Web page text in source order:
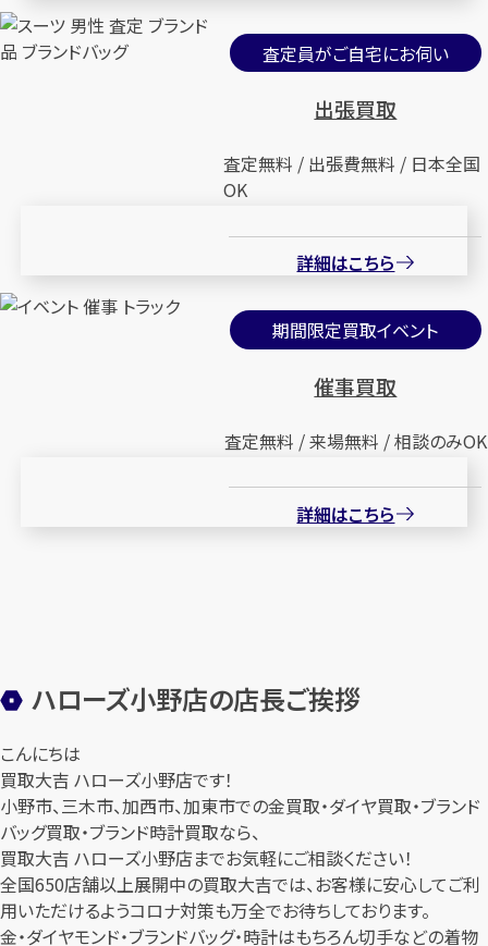
査定員がご自宅にお伺い
出張買取
査定無料 / 出張費無料 / 日本全国
OK
詳細はこちら
期間限定買取イベント
催事買取
査定無料 / 来場無料 / 相談のみOK
詳細はこちら
ハローズ小野店の店長ご挨拶
こんにちは
買取大吉 ハローズ小野店です！
小野市、三木市、加西市、加東市での金買取・ダイヤ買取・ブランド
バッグ買取・ブランド時計買取なら、
買取大吉 ハローズ小野店までお気軽にご相談ください！
全国650店舗以上展開中の買取大吉では、お客様に安心してご利
用いただけるようコロナ対策も万全でお待ちしております。
金・ダイヤモンド・ブランドバッグ・時計はもちろん切手などの着物